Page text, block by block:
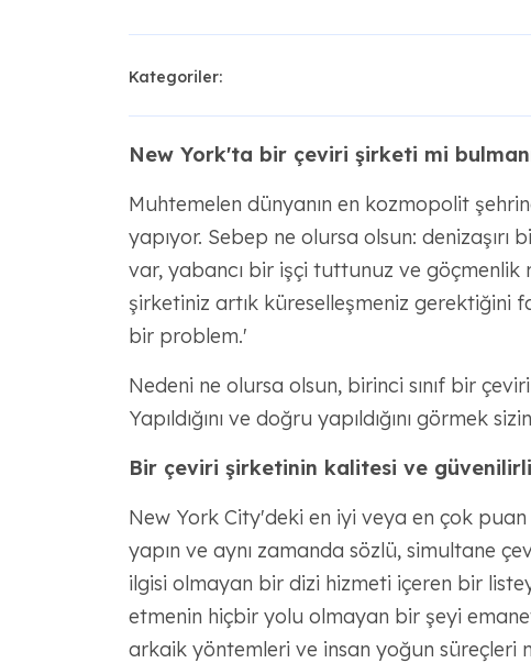
Kategoriler:
New York'ta bir çeviri şirketi mi
Muhtemelen dünyanın en kozmopolit
yapıyor. Sebep ne olursa olsun:
var, yabancı bir işçi tuttunuz ve göçmenlik
şirketiniz artık küreselleşmeniz gerektiğini
bir problem.'
Nedeni ne olursa olsun, birinci sınıf bir
Yapıldığını ve doğru yapıldığını görmek
Bir çeviri şirketinin kalitesi ve
New York City'deki en iyi veya en çok
yapın ve aynı zamanda sözlü, simultane
ilgisi olmayan bir dizi hizmeti içeren bir
etmenin hiçbir yolu olmayan bir şeyi
arkaik yöntemleri ve insan yoğun süreçleri